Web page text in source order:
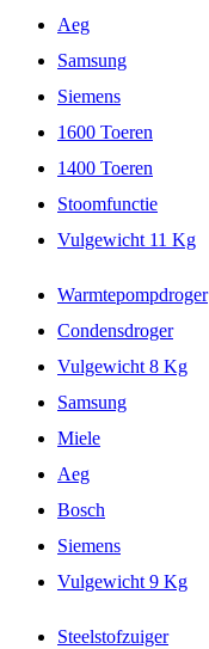
Aeg
Samsung
Siemens
1600 Toeren
1400 Toeren
Stoomfunctie
Vulgewicht 11 Kg
Warmtepompdroger
Condensdroger
Vulgewicht 8 Kg
Samsung
Miele
Aeg
Bosch
Siemens
Vulgewicht 9 Kg
Steelstofzuiger